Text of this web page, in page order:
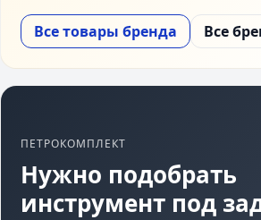
Все товары бренда Все
ПЕТРОКОМПЛЕКТ
Нужно подобрать
инструмент под